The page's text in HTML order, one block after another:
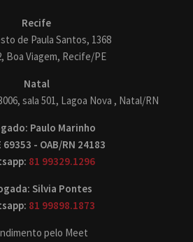
Recife
de Paula Santos, 1368
Boa Viagem, Recife/PE
Natal
sala 501, Lagoa Nova , Natal/RN
Paulo Marinho
69353 - OAB/RN 24183
81 99329.1296
Silvia Pontes
81 99898.1873
pelo Meet